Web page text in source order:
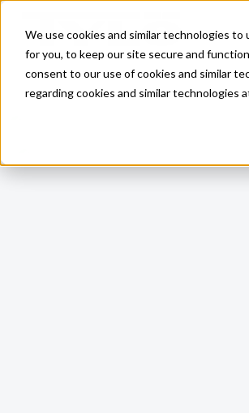
We use cookies and similar technologies
for you, to keep our site secure and
consent to our use of cookies and similar
regarding cookies and similar technologies
Skip to main content